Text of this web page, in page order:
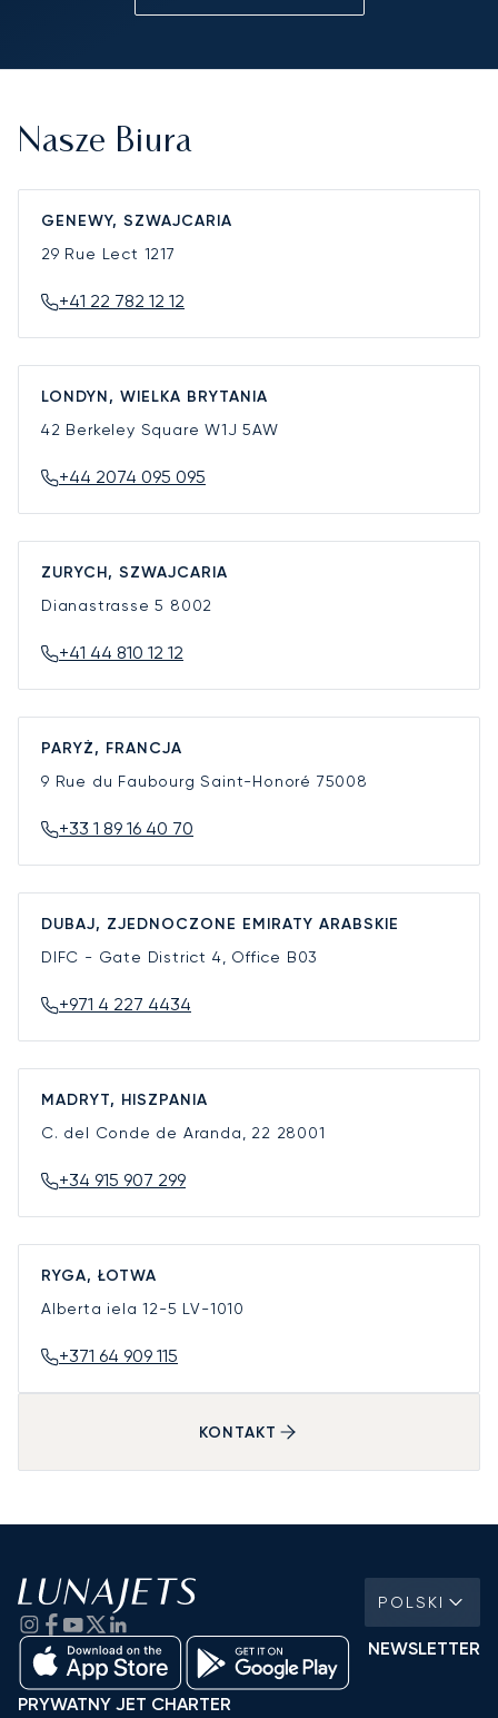
Nasze Biura
GENEWY, SZWAJCARIA
29 Rue Lect 1217
+41 22 782 12 12
LONDYN, WIELKA BRYTANIA
42 Berkeley SquareW1J 5AW
+44 2074 095 095
ZURYCH, SZWAJCARIA
Dianastrasse 5 8002
+41 44 810 12 12
PARYŻ, FRANCJA
9 Rue du Faubourg Saint-Honoré 75008
+33 1 89 16 40 70
DUBAJ, ZJEDNOCZONE EMIRATY ARABSKIE
DIFC - Gate District 4, Office B03
+971 4 227 4434
MADRYT, HISZPANIA
C. del Conde de Aranda, 22 28001
+34 915 907 299
RYGA, ŁOTWA
Alberta iela 12-5 LV-1010
+371 64 909 115
KONTAKT
POLSKI
NEWSLETTER
PRYWATNY JET CHARTER